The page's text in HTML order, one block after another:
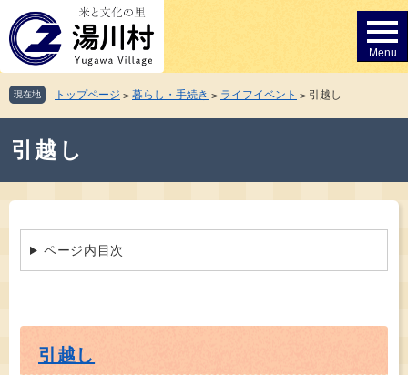
ー
ジ
先
頭
す。
ニ
ュ
を
飛
本
文
現在地 トップページ > 暮らし・手続き > ライフイベント > 引越し
引越し
ページ内目次
引越し